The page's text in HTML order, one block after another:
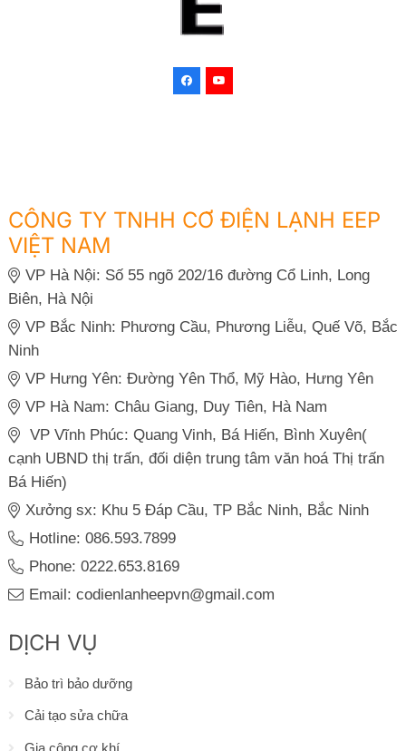
CÔNG TY TNHH CƠ ĐIỆN LẠNH EEP
VIỆT NAM
VP Hà Nội: Số 55 ngõ 202/16 đường Cổ Linh, Long
Biên, Hà Nội
VP Bắc Ninh: Phương Cầu, Phương Liễu, Quế Võ, Bắc
Ninh
VP Hưng Yên: Đường Yên Thổ, Mỹ Hào, Hưng Yên
VP Hà Nam: Châu Giang, Duy Tiên, Hà Nam
VP Vĩnh Phúc: Quang Vinh, Bá Hiến, Bình Xuyên(
cạnh UBND thị trấn, đối diện trung tâm văn hoá Thị trấn
Bá Hiến)
Xưởng sx: Khu 5 Đáp Cầu, TP Bắc Ninh, Bắc Ninh
Hotline: 086.593.7899
Phone: 0222.653.8169
Email: codienlanheepvn@gmail.com
DỊCH VỤ
Bảo trì bảo dưỡng
Cải tạo sửa chữa
Gia công cơ khí